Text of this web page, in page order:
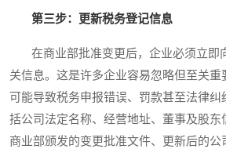
第三步：更新税务登记信息
在商业部批准变更后，企业必须立即
关信息。这是许多企业容易忽略但至关
可能导致税务申报错误、罚款甚至法律
括公司法定名称、经营地址、董事及股东
商业部颁发的变更批准文件、更新后的公